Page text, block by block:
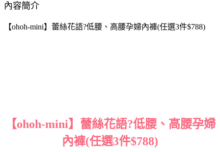
內容簡介
【ohoh-mini】蕾絲花語?低腰、高腰孕婦內褲(任選3件$788)
【ohoh-mini】蕾絲花語?低腰、高腰孕婦
內褲(任選3件$788)